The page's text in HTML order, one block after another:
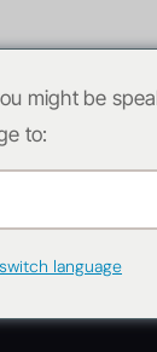
might be
to:
language